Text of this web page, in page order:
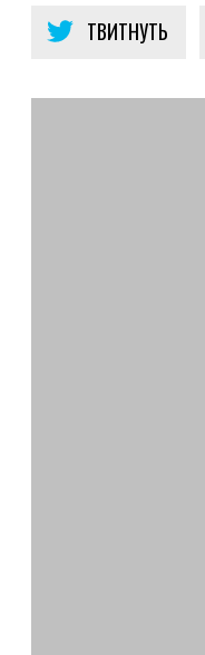
ТВИТНУТЬ